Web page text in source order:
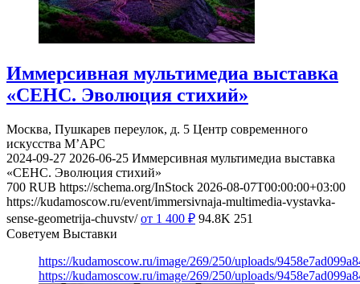
Иммерсивная мультимедиа выставка
«СЕНС. Эволюция стихий»
Москва, Пушкарев переулок, д. 5 Центр современного
искусства М’АРС
2024-09-27 2026-06-25 Иммерсивная мультимедиа выставка
«СЕНС. Эволюция стихий»
700 RUB https://schema.org/InStock 2026-08-07T00:00:00+03:00
https://kudamoscow.ru/event/immersivnaja-multimedia-vystavka-
sense-geometrija-chuvstv/ от 1 400 ₽ 94.8K 251
Советуем Выставки
https://kudamoscow.ru/image/269/250/uploads/
https://kudamoscow.ru/image/269/250/uploads/